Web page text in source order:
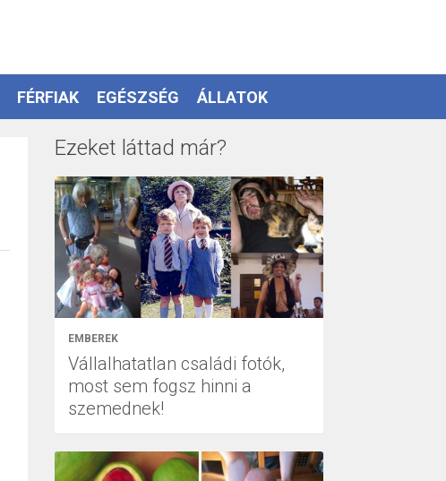
FÉRFIAK EGÉSZSÉG ÁLLATOK
Ezeket láttad már?
EMBEREK
Vállalhatatlan családi fotók,
most sem fogsz hinni a
szemednek!